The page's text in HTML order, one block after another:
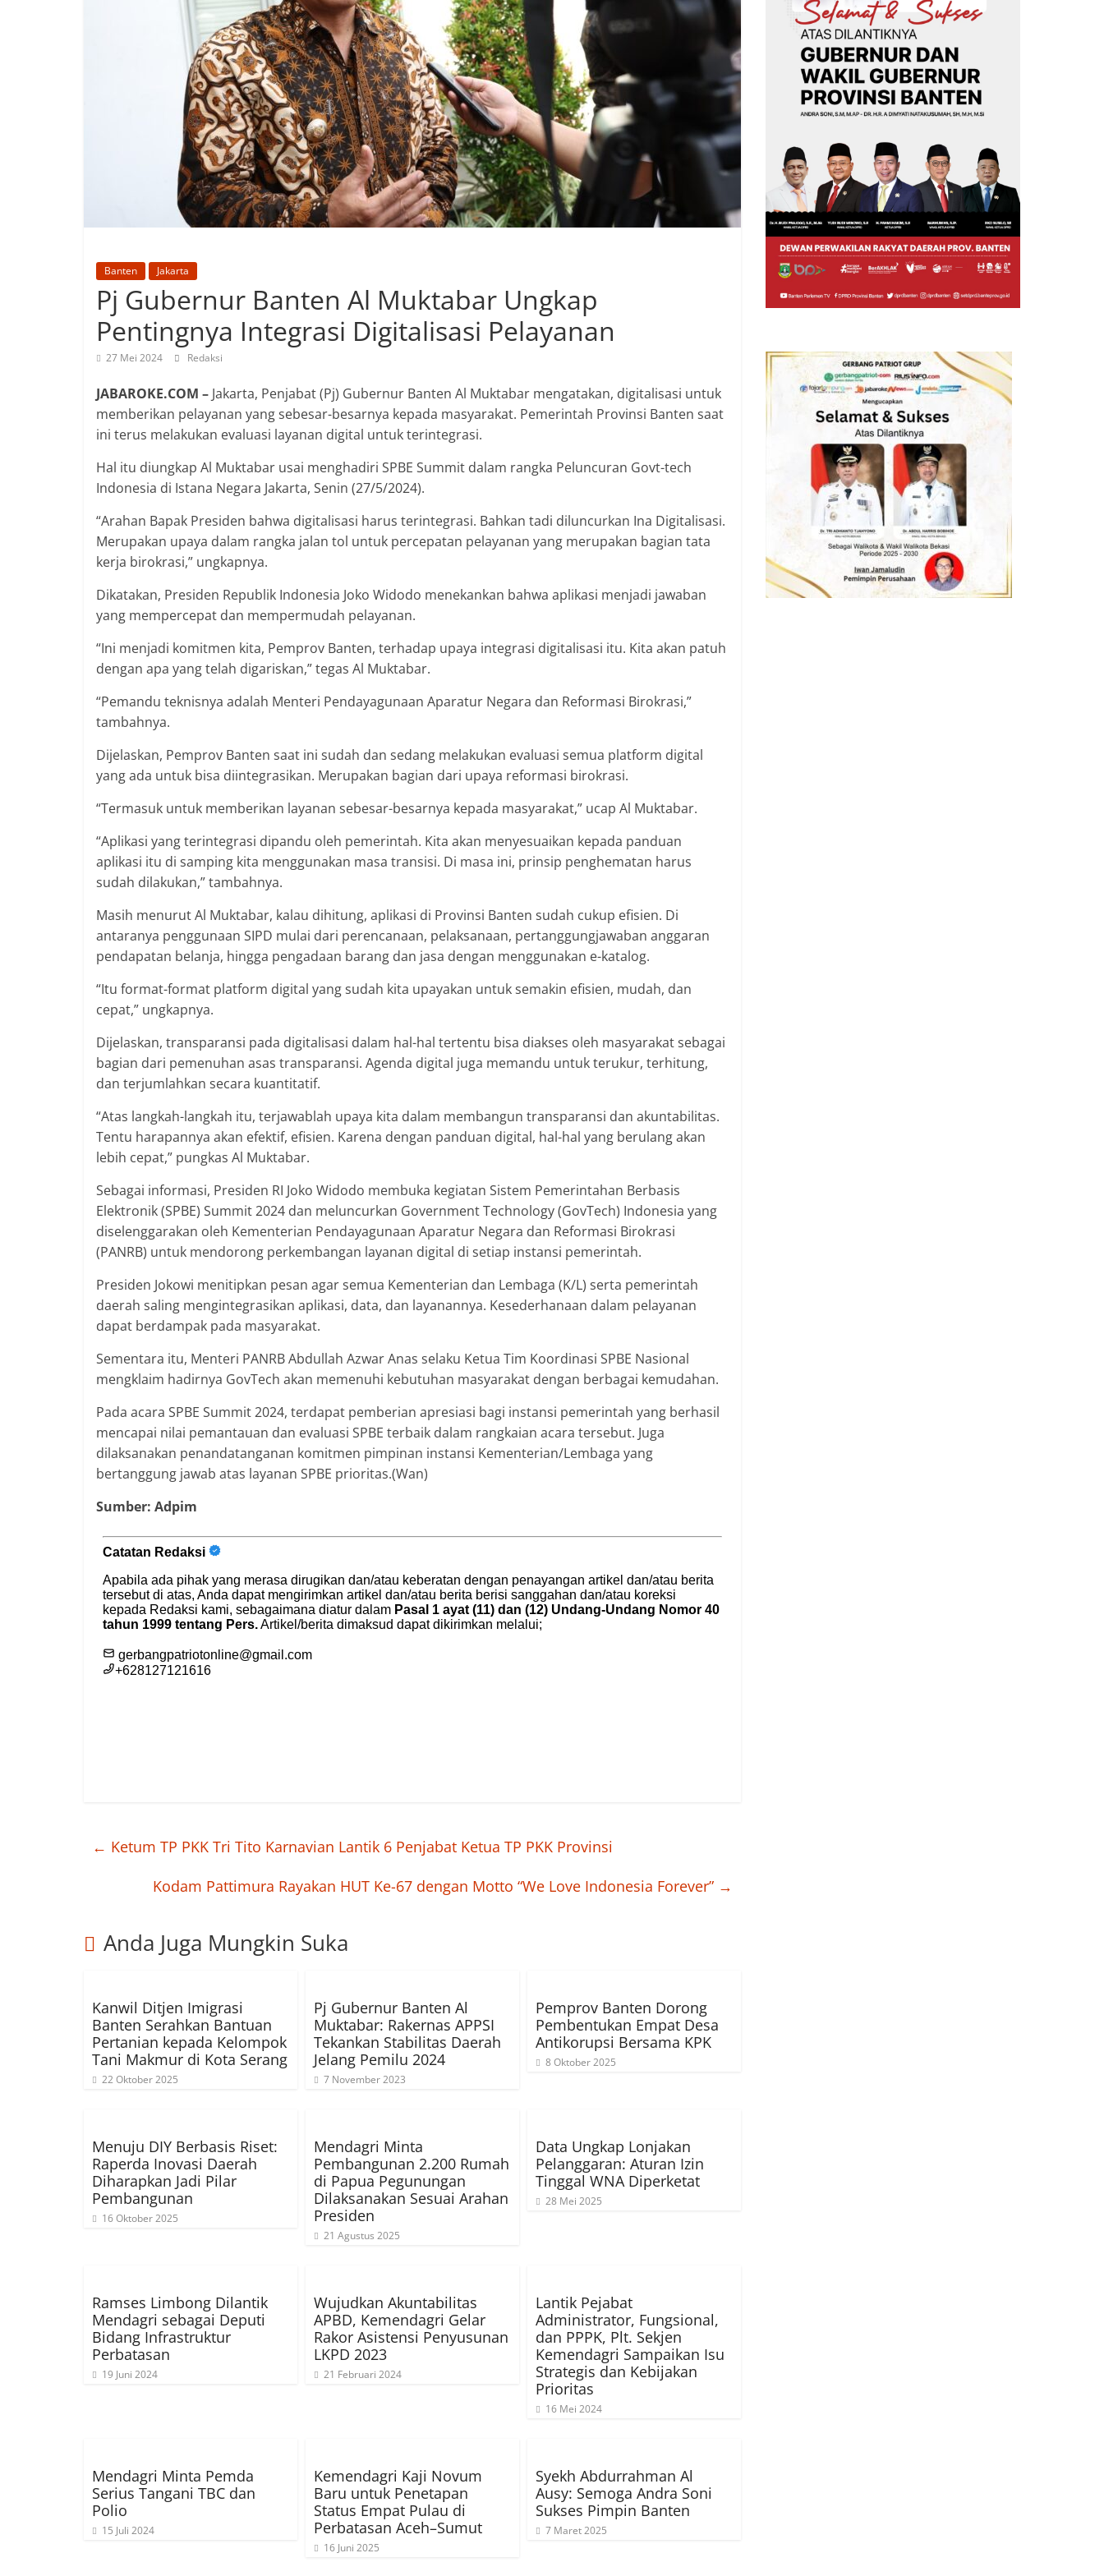
Banten Jakarta
Pj Gubernur Banten Al Muktabar Ungkap
Pentingnya Integrasi Digitalisasi Pelayanan
27 Mei 2024 Redaksi
JABAROKE.COM – Jakarta, Penjabat (Pj) Gubernur Banten Al Muktabar mengatakan, digitalisasi untuk
memberikan pelayanan yang sebesar-besarnya kepada masyarakat. Pemerintah Provinsi Banten saat
ini terus melakukan evaluasi layanan digital untuk terintegrasi.
Hal itu diungkap Al Muktabar usai menghadiri SPBE Summit dalam rangka Peluncuran Govt-tech
Indonesia di Istana Negara Jakarta, Senin (27/5/2024).
“Arahan Bapak Presiden bahwa digitalisasi harus terintegrasi. Bahkan tadi diluncurkan Ina Digitalisasi.
Merupakan upaya dalam rangka jalan tol untuk percepatan pelayanan yang merupakan bagian tata
kerja birokrasi,” ungkapnya.
Dikatakan, Presiden Republik Indonesia Joko Widodo menekankan bahwa aplikasi menjadi jawaban
yang mempercepat dan mempermudah pelayanan.
“Ini menjadi komitmen kita, Pemprov Banten, terhadap upaya integrasi digitalisasi itu. Kita akan patuh
dengan apa yang telah digariskan,” tegas Al Muktabar.
“Pemandu teknisnya adalah Menteri Pendayagunaan Aparatur Negara dan Reformasi Birokrasi,”
tambahnya.
Dijelaskan, Pemprov Banten saat ini sudah dan sedang melakukan evaluasi semua platform digital
yang ada untuk bisa diintegrasikan. Merupakan bagian dari upaya reformasi birokrasi.
“Termasuk untuk memberikan layanan sebesar-besarnya kepada masyarakat,” ucap Al Muktabar.
“Aplikasi yang terintegrasi dipandu oleh pemerintah. Kita akan menyesuaikan kepada panduan
aplikasi itu di samping kita menggunakan masa transisi. Di masa ini, prinsip penghematan harus
sudah dilakukan,” tambahnya.
Masih menurut Al Muktabar, kalau dihitung, aplikasi di Provinsi Banten sudah cukup efisien. Di
antaranya penggunaan SIPD mulai dari perencanaan, pelaksanaan, pertanggungjawaban anggaran
pendapatan belanja, hingga pengadaan barang dan jasa dengan menggunakan e-katalog.
“Itu format-format platform digital yang sudah kita upayakan untuk semakin efisien, mudah, dan
cepat,” ungkapnya.
Dijelaskan, transparansi pada digitalisasi dalam hal-hal tertentu bisa diakses oleh masyarakat sebagai
bagian dari pemenuhan asas transparansi. Agenda digital juga memandu untuk terukur, terhitung,
dan terjumlahkan secara kuantitatif.
“Atas langkah-langkah itu, terjawablah upaya kita dalam membangun transparansi dan akuntabilitas.
Tentu harapannya akan efektif, efisien. Karena dengan panduan digital, hal-hal yang berulang akan
lebih cepat,” pungkas Al Muktabar.
Sebagai informasi, Presiden RI Joko Widodo membuka kegiatan Sistem Pemerintahan Berbasis
Elektronik (SPBE) Summit 2024 dan meluncurkan Government Technology (GovTech) Indonesia yang
diselenggarakan oleh Kementerian Pendayagunaan Aparatur Negara dan Reformasi Birokrasi
(PANRB) untuk mendorong perkembangan layanan digital di setiap instansi pemerintah.
Presiden Jokowi menitipkan pesan agar semua Kementerian dan Lembaga (K/L) serta pemerintah
daerah saling mengintegrasikan aplikasi, data, dan layanannya. Kesederhanaan dalam pelayanan
dapat berdampak pada masyarakat.
Sementara itu, Menteri PANRB Abdullah Azwar Anas selaku Ketua Tim Koordinasi SPBE Nasional
mengklaim hadirnya GovTech akan memenuhi kebutuhan masyarakat dengan berbagai kemudahan.
Pada acara SPBE Summit 2024, terdapat pemberian apresiasi bagi instansi pemerintah yang berhasil
mencapai nilai pemantauan dan evaluasi SPBE terbaik dalam rangkaian acara tersebut. Juga
dilaksanakan penandatanganan komitmen pimpinan instansi Kementerian/Lembaga yang
bertanggung jawab atas layanan SPBE prioritas.(Wan)
Sumber: Adpim
← Ketum TP PKK Tri Tito Karnavian Lantik 6 Penjabat Ketua TP PKK Provinsi
Kodam Pattimura Rayakan HUT Ke-67 dengan Motto “We Love Indonesia Forever” →
Anda Juga Mungkin Suka
Kanwil Ditjen Imigrasi
Banten Serahkan Bantuan
Pertanian kepada Kelompok
Tani Makmur di Kota Serang
22 Oktober 2025
Pj Gubernur Banten Al
Muktabar: Rakernas APPSI
Tekankan Stabilitas Daerah
Jelang Pemilu 2024
7 November 2023
Pemprov Banten Dorong
Pembentukan Empat Desa
Antikorupsi Bersama KPK
8 Oktober 2025
Menuju DIY Berbasis Riset:
Raperda Inovasi Daerah
Diharapkan Jadi Pilar
Pembangunan
16 Oktober 2025
Mendagri Minta
Pembangunan 2.200 Rumah
di Papua Pegunungan
Dilaksanakan Sesuai Arahan
Presiden
21 Agustus 2025
Data Ungkap Lonjakan
Pelanggaran: Aturan Izin
Tinggal WNA Diperketat
28 Mei 2025
Ramses Limbong Dilantik
Mendagri sebagai Deputi
Bidang Infrastruktur
Perbatasan
19 Juni 2024
Wujudkan Akuntabilitas
APBD, Kemendagri Gelar
Rakor Asistensi Penyusunan
LKPD 2023
21 Februari 2024
Lantik Pejabat
Administrator, Fungsional,
dan PPPK, Plt. Sekjen
Kemendagri Sampaikan Isu
Strategis dan Kebijakan
Prioritas
16 Mei 2024
Mendagri Minta Pemda
Serius Tangani TBC dan
Polio
15 Juli 2024
Kemendagri Kaji Novum
Baru untuk Penetapan
Status Empat Pulau di
Perbatasan Aceh–Sumut
16 Juni 2025
Syekh Abdurrahman Al
Ausy: Semoga Andra Soni
Sukses Pimpin Banten
7 Maret 2025